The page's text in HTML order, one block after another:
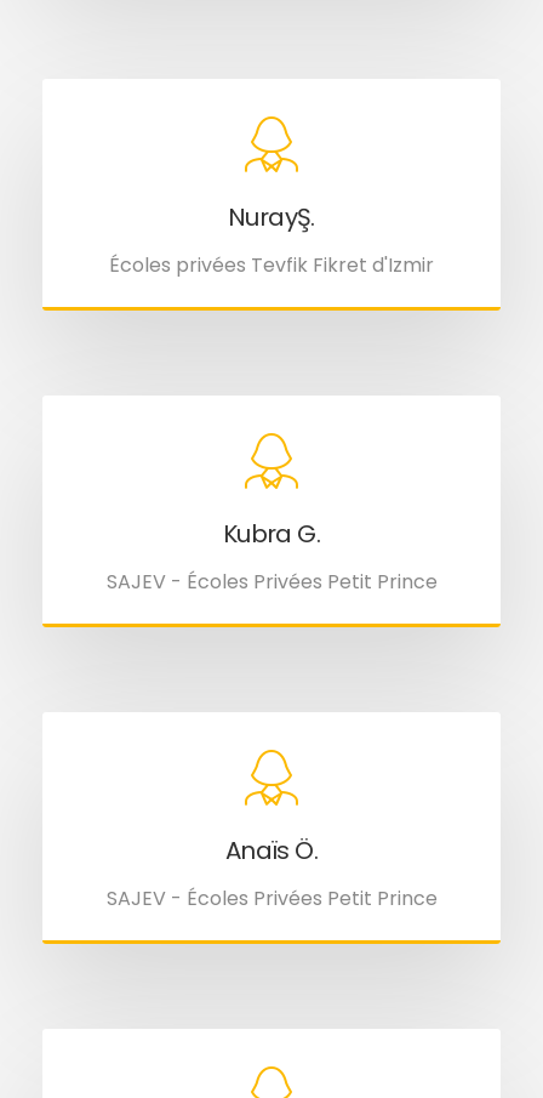
NurayŞ.
Écoles privées Tevfik Fikret d'Izmir
Kubra G.
SAJEV - Écoles Privées Petit Prince
Anaïs Ö.
SAJEV - Écoles Privées Petit Prince